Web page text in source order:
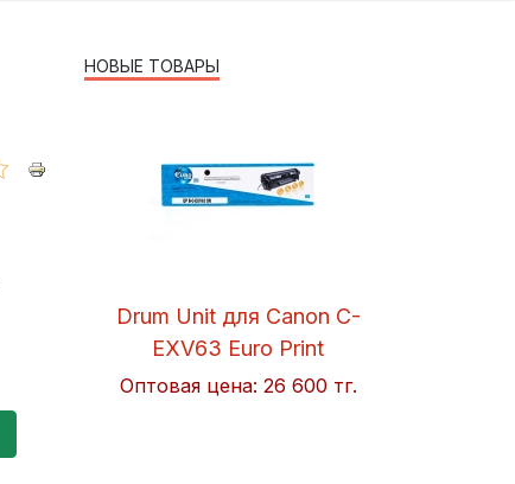
НОВЫЕ ТОВАРЫ
Drum Unit для Canon C-
EXV63 Euro Print
Оптовая цена: 26 600 тг.